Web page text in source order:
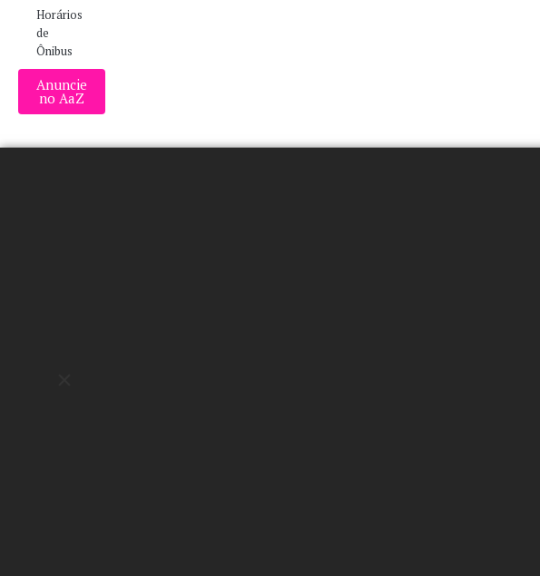
Horários
de
Ônibus
Anuncie
no AaZ